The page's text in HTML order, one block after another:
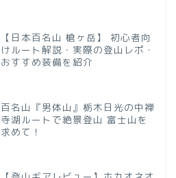
【日本百名山 槍ヶ岳】 初心者向
けルート解説・実際の登山レポ・
おすすめ装備を紹介
百名山『男体山』栃木日光の中禅
寺湖ルートで絶景登山 富士山を
求めて！